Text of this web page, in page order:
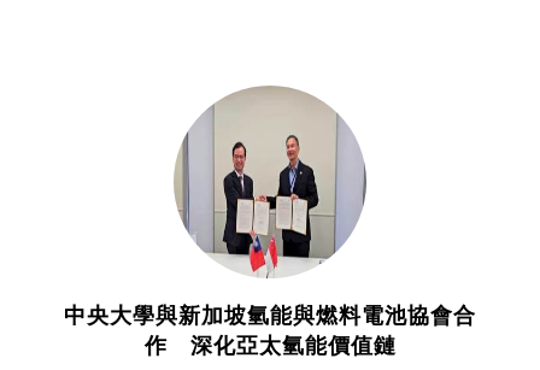
中央大學與新加坡氫能與燃料電池協會合
作 深化亞太氫能價值鏈